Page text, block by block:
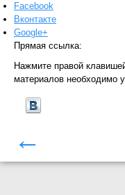
Facebook
Вконтакте
Google+
Прямая ссылка:
Нажмите правой
материалов необходимо
←